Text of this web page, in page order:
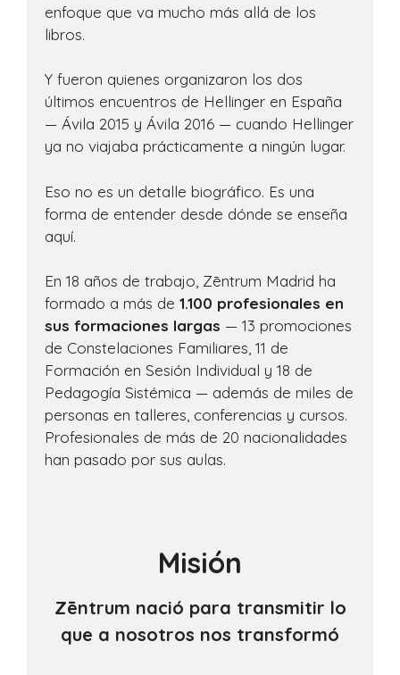
enfoque que va mucho más allá de los
libros.
Y fueron quienes organizaron los dos
últimos encuentros de Hellinger en España
— Ávila 2015 y Ávila 2016 — cuando Hellinger
ya no viajaba prácticamente a ningún lugar.
Eso no es un detalle biográfico. Es una
forma de entender desde dónde se enseña
aquí.
En 18 años de trabajo, Zēntrum Madrid ha
formado a más de 1.100 profesionales en
sus formaciones largas — 13 promociones
de Constelaciones Familiares, 11 de
Formación en Sesión Individual y 18 de
Pedagogía Sistémica — además de miles de
personas en talleres, conferencias y cursos.
Profesionales de más de 20 nacionalidades
han pasado por sus aulas.
Misión
Zēntrum nació para transmitir lo
que a nosotros nos transformó